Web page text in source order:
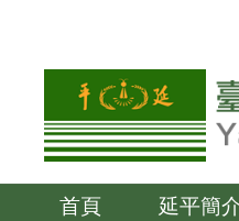
容
首頁 延平簡